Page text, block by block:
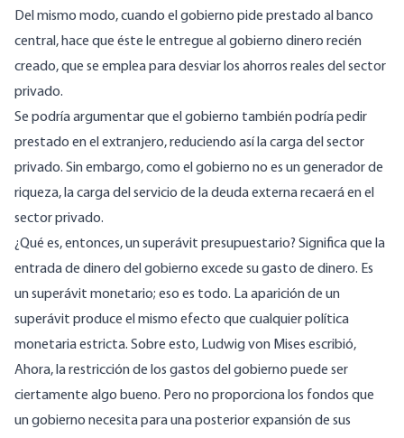
Del mismo modo, cuando el gobierno pide prestado al banco
central, hace que éste le entregue al gobierno dinero recién
creado, que se emplea para desviar los ahorros reales del sector
privado.
Se podría argumentar que el gobierno también podría pedir
prestado en el extranjero, reduciendo así la carga del sector
privado. Sin embargo, como el gobierno no es un generador de
riqueza, la carga del servicio de la deuda externa recaerá en el
sector privado.
¿Qué es, entonces, un superávit presupuestario? Significa que la
entrada de dinero del gobierno excede su gasto de dinero. Es
un superávit monetario; eso es todo. La aparición de un
superávit produce el mismo efecto que cualquier política
monetaria estricta. Sobre esto, Ludwig von Mises escribió,
Ahora, la restricción de los gastos del gobierno puede ser
ciertamente algo bueno. Pero no proporciona los fondos que
un gobierno necesita para una posterior expansión de sus